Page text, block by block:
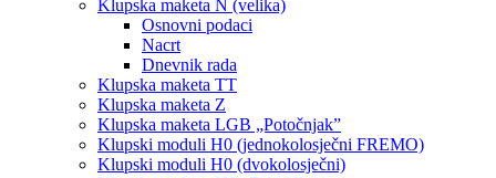
Klupska maketa N (velika)
Osnovni podaci
Nacrt
Dnevnik rada
Klupska maketa TT
Klupska maketa Z
Klupska maketa LGB „Potočnjak”
Klupski moduli H0 (jednokolosječni FREMO)
Klupski moduli H0 (dvokolosječni)